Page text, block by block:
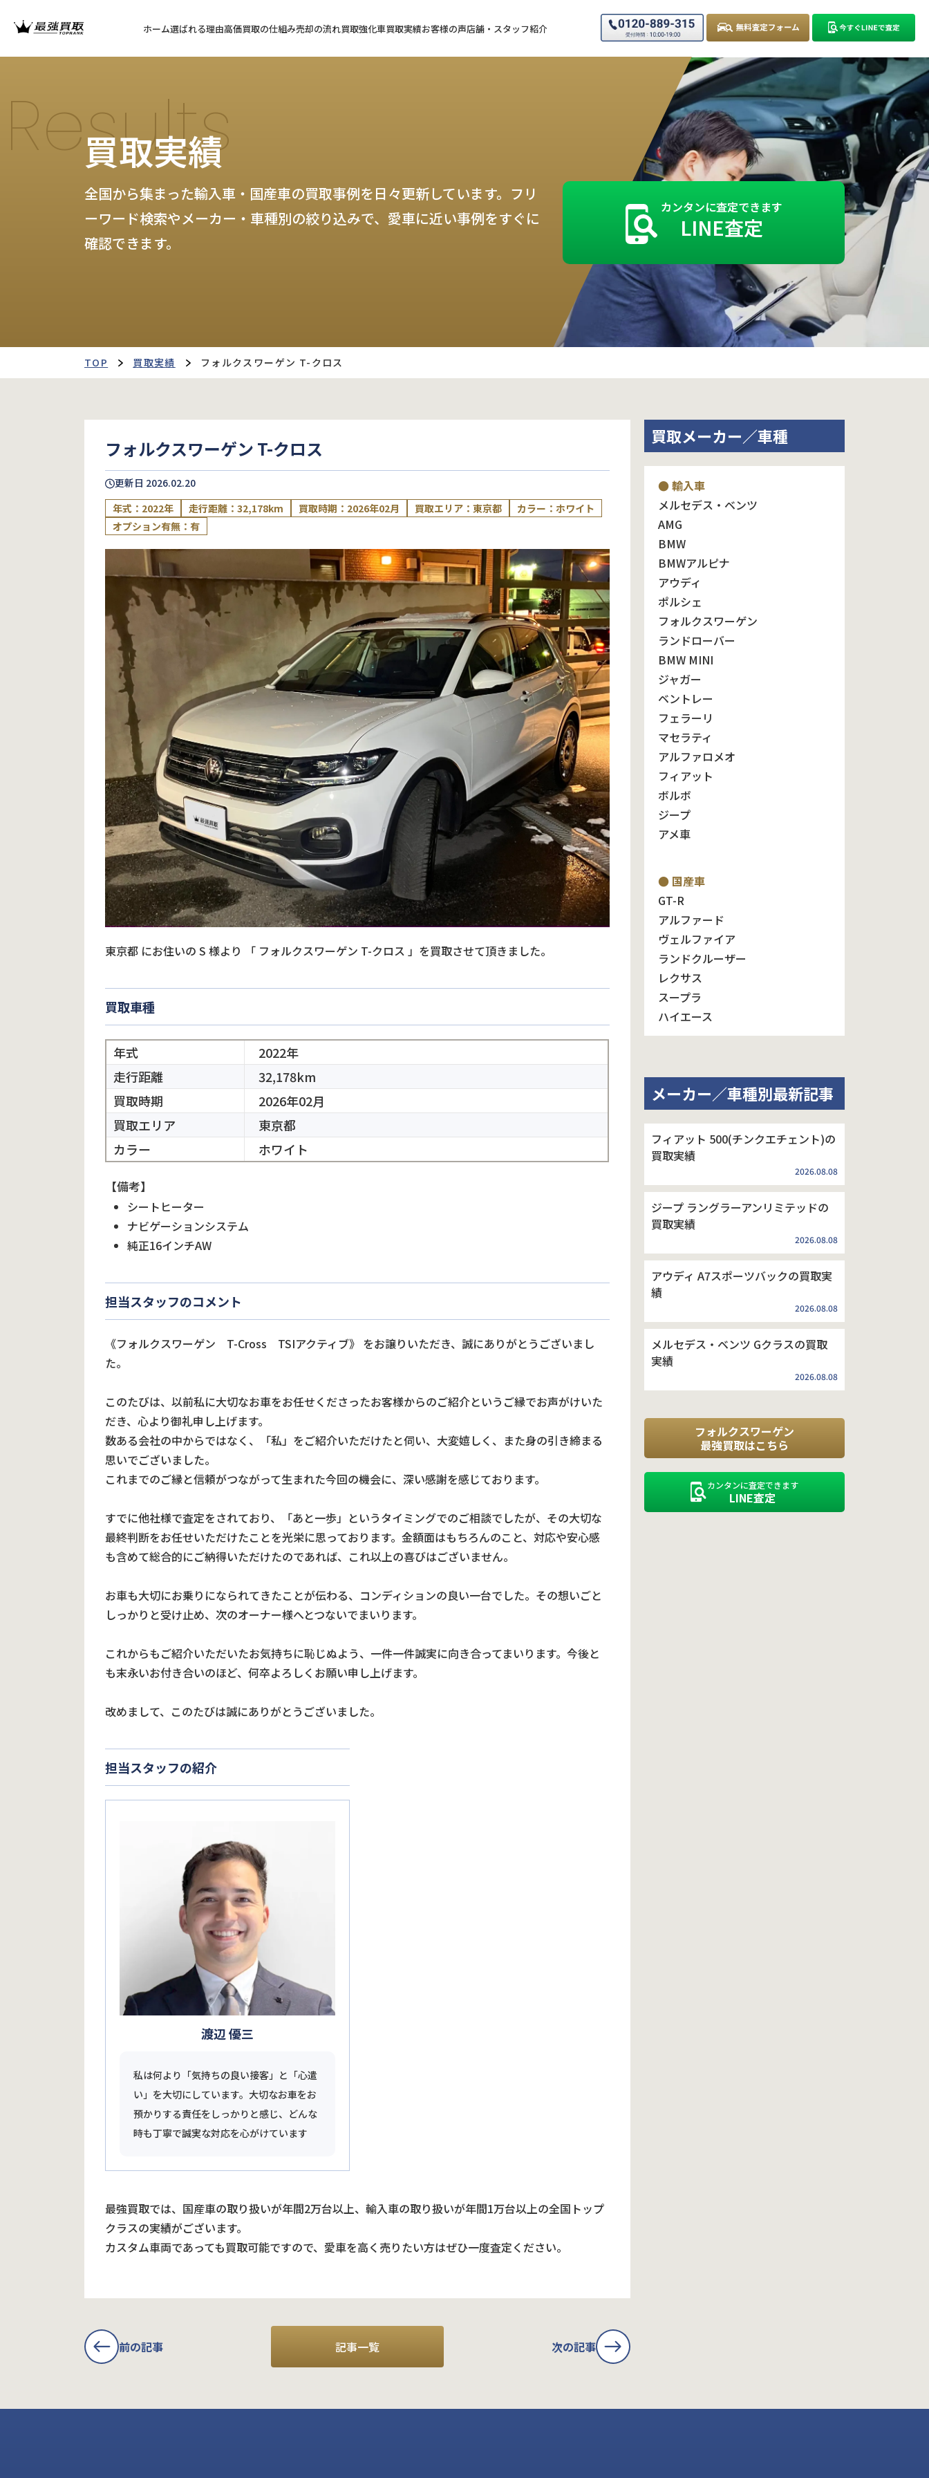
ホーム選ばれる理由高価買取の仕組み売却の流れ買取強化車買取実績お客様の声店舗・スタッフ紹介
Results
買取実績
全国から集まった輸入車・国産車の買取事例を日々更新しています。フリ
ーワード検索やメーカー・車種別の絞り込みで、愛車に近い事例をすぐに
確認できます。
カンタンに査定できます
LINE査定
TOP 買取実績 フォルクスワーゲン T-クロス
フォルクスワーゲン T-クロス
更新日 2026.02.20
年式：2022年
走行距離：32,178km 買取時期：2026年02月 買取エリア：東京都
カラー：ホワイト
オプション有無：有
東京都 にお住いの S 様より 「 フォルクスワーゲン T-クロス 」を買取させて頂きました。
買取車種
年式
2022年
走行距離
32,178km
買取時期
2026年02月
買取エリア
東京都
カラー
ホワイト
【備考】
シートヒーター
ナビゲーションシステム
純正16インチAW
担当スタッフのコメント
《フォルクスワーゲン T-Cross TSIアクティブ》 をお譲りいただき、誠にありがとうございまし
た。
このたびは、以前私に大切なお車をお任せくださったお客様からのご紹介というご縁でお声がけいた
だき、心より御礼申し上げます。
数ある会社の中からではなく、「私」をご紹介いただけたと伺い、大変嬉しく、また身の引き締まる
思いでございました。
これまでのご縁と信頼がつながって生まれた今回の機会に、深い感謝を感じております。
すでに他社様で査定をされており、「あと一歩」というタイミングでのご相談でしたが、その大切な
最終判断をお任せいただけたことを光栄に思っております。金額面はもちろんのこと、対応や安心感
も含めて総合的にご納得いただけたのであれば、これ以上の喜びはございません。
お車も大切にお乗りになられてきたことが伝わる、コンディションの良い一台でした。その想いごと
しっかりと受け止め、次のオーナー様へとつないでまいります。
これからもご紹介いただいたお気持ちに恥じぬよう、一件一件誠実に向き合ってまいります。今後と
も末永いお付き合いのほど、何卒よろしくお願い申し上げます。
改めまして、このたびは誠にありがとうございました。
担当スタッフの紹介
渡辺 優三
私は何より「気持ちの良い接客」と「心遣
い」を大切にしています。大切なお車をお
預かりする責任をしっかりと感じ、どんな
時も丁寧で誠実な対応を心がけています
最強買取では、国産車の取り扱いが年間2万台以上、輸入車の取り扱いが年間1万台以上の全国トップ
クラスの実績がございます。
カスタム車両であっても買取可能ですので、愛車を高く売りたい方はぜひ一度査定ください。
前の記事 記事一覧 次の記事
買取メーカー／車種
● 輸入車
メルセデス・ベンツ
AMG
BMW
BMWアルピナ
アウディ
ポルシェ
フォルクスワーゲン
ランドローバー
BMW MINI
ジャガー
ベントレー
フェラーリ
マセラティ
アルファロメオ
フィアット
ボルボ
ジープ
アメ車
● 国産車
GT-R
アルファード
ヴェルファイア
ランドクルーザー
レクサス
スープラ
ハイエース
メーカー／車種別最新記事
フィアット 500(チンクエチェント)の
買取実績
2026.08.08
ジープ ラングラーアンリミテッドの
買取実績
2026.08.08
アウディ A7スポーツバックの買取実
績
2026.08.08
メルセデス・ベンツ Gクラスの買取
実績
2026.08.08
フォルクスワーゲン
最強買取はこちら
カンタンに査定できます
LINE査定